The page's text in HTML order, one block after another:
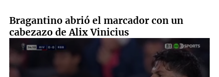
Bragantino abrió el marcador con un
cabezazo de Alix Vinicius